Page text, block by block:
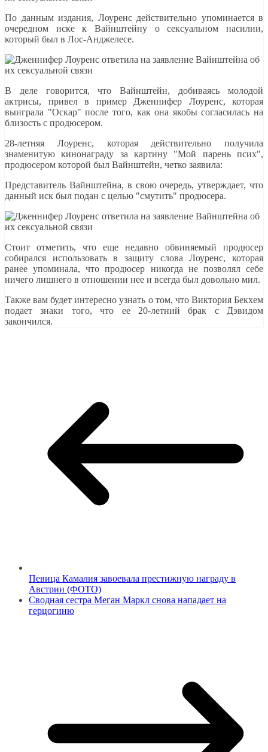
По данным издания, Лоуренс действительно упоминается в
очередном иске к Вайнштейну о сексуальном насилии,
который был в Лос-Анджелесе.
В деле говорится, что Вайнштейн, добиваясь молодой
актрисы, привел в пример Дженнифер Лоуренс, которая
выиграла "Оскар" после того, как она якобы согласилась на
близость с продюсером.
28-летняя Лоуренс, которая действительно получила
знаменитую кинонаграду за картину "Мой парень псих",
продюсером которой был Вайнштейн, четко заявила:
Представитель Вайнштейна, в свою очередь, утверждает, что
данный иск был подан с целью "смутить" продюсера.
Стоит отметить, что еще недавно обвиняемый продюсер
собирался использовать в защиту слова Лоуренс, которая
ранее упоминала, что продюсер никогда не позволял себе
ничего лишнего в отношении нее и всегда был довольно мил.
Также вам будет интересно узнать о том, что Виктория Бекхем
подает знаки того, что ее 20-летний брак с Дэвидом
закончился.
Певица Камалия завоевала престижную награду в
Австрии (ФОТО)
Сводная сестра Меган Маркл снова нападает на
герцогиню